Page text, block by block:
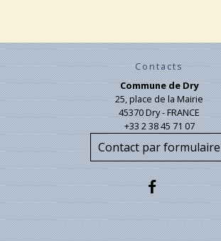
Contacts
Commune de Dry
25, place de la Mairie
45370 Dry - FRANCE
+33 2 38 45 71 07
Contact par formulaire